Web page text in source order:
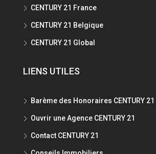
CENTURY 21 France
CENTURY 21 Belgique
CENTURY 21 Global
LIENS UTILES
Barème des Honoraires CENTURY 21
Ouvrir une Agence CENTURY 21
Contact CENTURY 21